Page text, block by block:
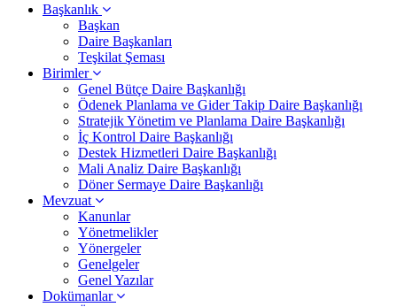
Başkanlık
Başkan
Daire Başkanları
Teşkilat Şeması
Birimler
Genel Bütçe Daire Başkanlığı
Ödenek Planlama ve Gider Takip Daire Başkanlığı
Stratejik Yönetim ve Planlama Daire Başkanlığı
İç Kontrol Daire Başkanlığı
Destek Hizmetleri Daire Başkanlığı
Mali Analiz Daire Başkanlığı
Döner Sermaye Daire Başkanlığı
Mevzuat
Kanunlar
Yönetmelikler
Yönergeler
Genelgeler
Genel Yazılar
Dokümanlar